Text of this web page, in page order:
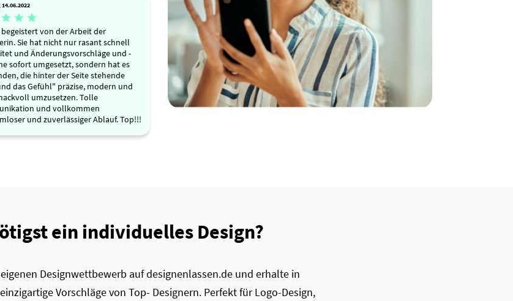
  
von der Arbeit der
Sie hat nicht nur rasant schnell
und Änderungsvorschläge und -
sofort umgesetzt, sondern hat es
die hinter der Seite stehende
das Gefühl" präzise, modern und
umzusetzen. Tolle
und vollkommen
und zuverlässiger Ablauf. Top!!!
ein individuelles Design?
Designwettbewerb auf designenlassen.de und erhalte in
Vorschläge von Top- Designern. Perfekt für Logo-Design,